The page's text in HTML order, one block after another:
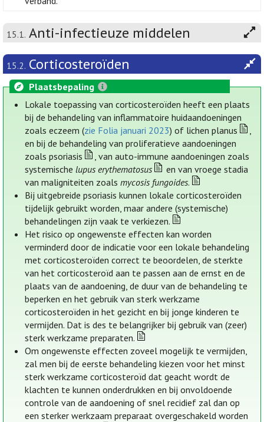
15.1. Anti-infectieuze middelen
15.2. Corticosteroïden
Plaatsbepaling
Lokale toepassing van corticosteroïden heeft een plaats
bij de behandeling van inflammatoire huidaandoeningen
zoals eczeem (zie Folia januari 2023) of lichen planus
,
en bij de behandeling van proliferatieve aandoeningen
zoals psoriasis
, van auto-immune aandoeningen zoals
systemischelupus erythematosus
en van vroege stadia
van maligniteiten zoalsmycosis fungoides.
Bij uitgebreide psoriasis kunnen lokale corticosteroïden
tijdelijk gebruikt worden, maar andere (systemische)
behandelingen zijn vaak te verkiezen.
Het risico op ongewenste effecten kan worden
verminderd door de indicatie voor een lokale behandeling
met corticosteroïden correct te beoordelen, de sterkte
van het corticosteroïd aan te passen aan de ernst en de
plaats van de aandoening, de duur van de behandeling te
beperken en het gebruik van sterk werkzame
corticosteroïden in het gezicht en bij jonge kinderen te
vermijden. Dat is des te belangrijker bij gebruik van (zeer)
sterk werkzame preparaten.
Om ongewenste effecten zoveel mogelijk te vermijden,
zal men bij de eerste behandeling kiezen voor het minst
sterk werkzame corticosteroïd dat geacht wordt de
klachten te kunnen onderdrukken en bij onvoldoende
controle van de aandoening of snel recidief zal dan op
een sterker werkzaam preparaat overgeschakeld worden